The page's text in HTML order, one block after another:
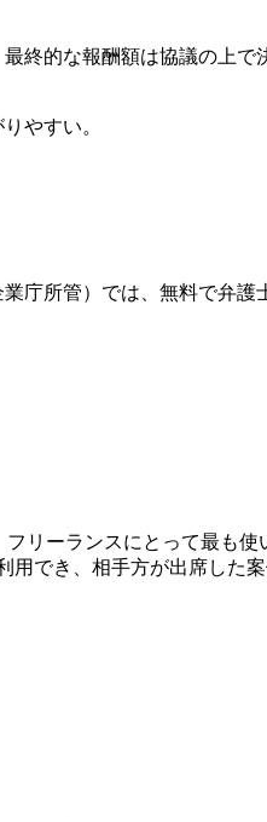
終的な報酬額は協議の上で
やすい。
庁所管）では、無料で弁護
リーランスにとって最も
用でき、相手方が出席した